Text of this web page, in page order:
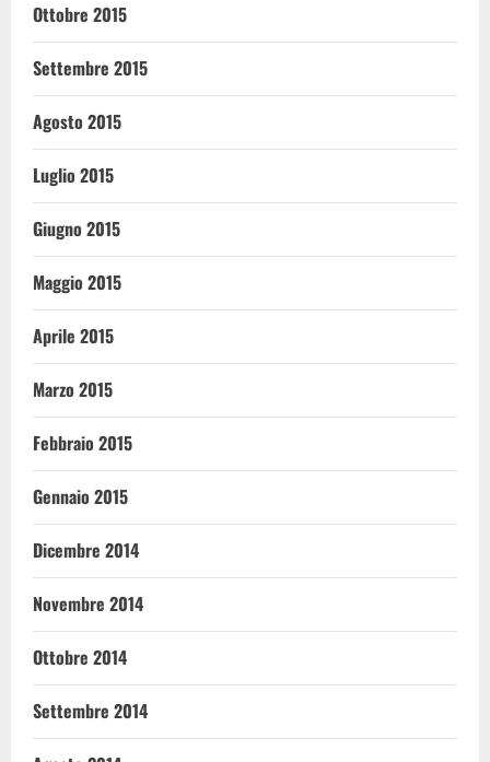
Ottobre 2015
Settembre 2015
Agosto 2015
Luglio 2015
Giugno 2015
Maggio 2015
Aprile 2015
Marzo 2015
Febbraio 2015
Gennaio 2015
Dicembre 2014
Novembre 2014
Ottobre 2014
Settembre 2014